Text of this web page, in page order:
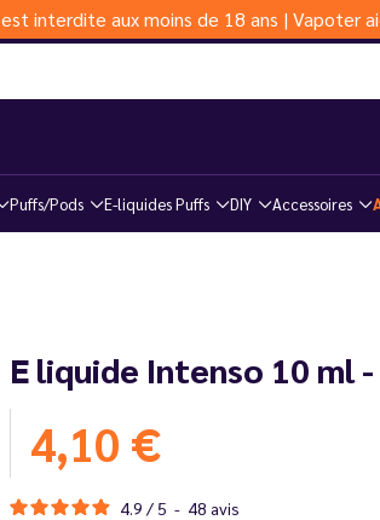
interdite aux moins de 18 ans | Vapoter
Puffs/Pods E-liquides Puffs DIY Accessoires
E liquide Intenso 10 ml
4,10 €
4.9 / 5 - 48 avis